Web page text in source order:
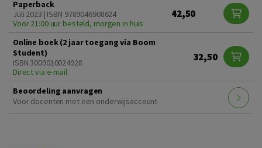
Paperback
Juli 2023 | ISBN 9789046908624
Voor 21:00 uur besteld, morgen in huis
42,50
Online boek (2 jaar toegang via Boom
Student)
ISBN 3009010024928
Direct via e-mail
32,50
Beoordeling aanvragen
Voor docenten met een onderwijsaccount